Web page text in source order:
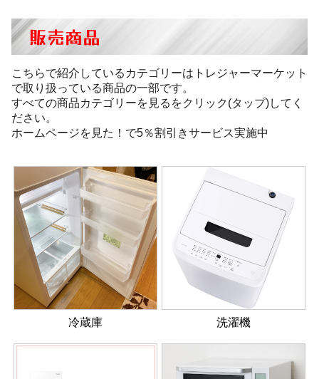
販売商品
こちらで紹介しているカテゴリーはトレジャーマーケット
で取り扱っている商品の一部です。
すべての商品カテゴリーを見るをクリック(タップ)してく
ださい。
ホームページを見た！で5％割引きサービス実施中
冷蔵庫 洗濯機